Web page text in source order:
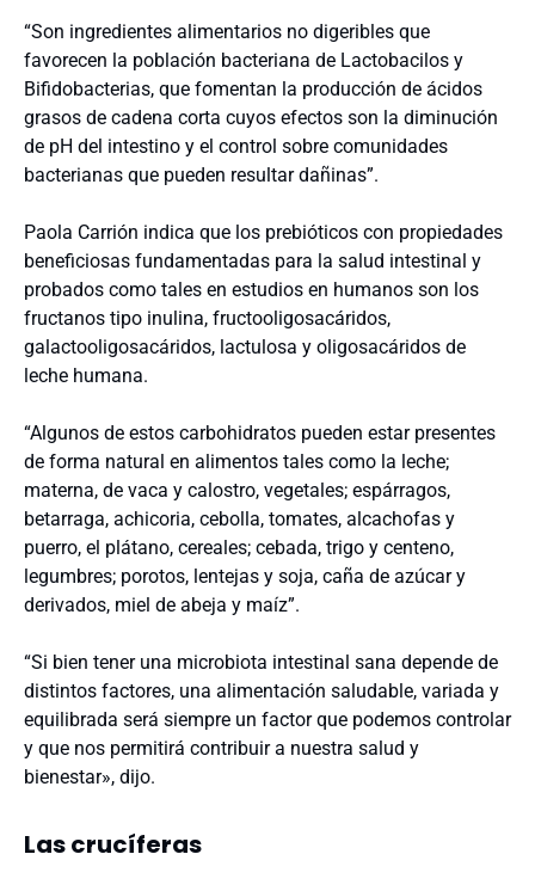
“Son ingredientes alimentarios no digeribles que
favorecen la población bacteriana de Lactobacilos y
Bifidobacterias, que fomentan la producción de ácidos
grasos de cadena corta cuyos efectos son la diminución
de pH del intestino y el control sobre comunidades
bacterianas que pueden resultar dañinas”.
Paola Carrión indica que los prebióticos con propiedades
beneficiosas fundamentadas para la salud intestinal y
probados como tales en estudios en humanos son los
fructanos tipo inulina, fructooligosacáridos,
galactooligosacáridos, lactulosa y oligosacáridos de
leche humana.
“Algunos de estos carbohidratos pueden estar presentes
de forma natural en alimentos tales como la leche;
materna, de vaca y calostro, vegetales; espárragos,
betarraga, achicoria, cebolla, tomates, alcachofas y
puerro, el plátano, cereales; cebada, trigo y centeno,
legumbres; porotos, lentejas y soja, caña de azúcar y
derivados, miel de abeja y maíz”.
“Si bien tener una microbiota intestinal sana depende de
distintos factores, una alimentación saludable, variada y
equilibrada será siempre un factor que podemos controlar
y que nos permitirá contribuir a nuestra salud y
bienestar», dijo.
Las crucíferas